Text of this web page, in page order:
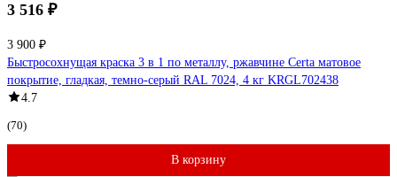
3 516 ₽
3 900 ₽
Быстросохнущая краска 3 в 1 по металлу, ржавчине Certa матовое
покрытие, гладкая, темно-серый RAL 7024, 4 кг KRGL702438
4.7
(70)
В корзину